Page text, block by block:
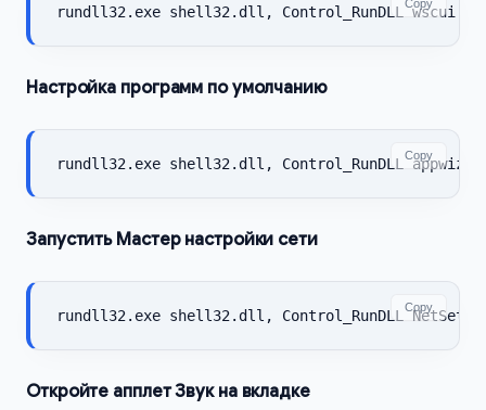
rundll32.exe shell32.dll, Control_RunDLLCopy
Настройка программ по умолчанию
rundll32.exe shell32.dll, Control_RunDLLCopy
Запустить Мастер настройки сети
rundll32.exe shell32.dll, Control_RunDLLCopy
Откройте апплет Звук на вкладке